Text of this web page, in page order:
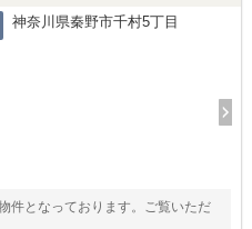
神奈川県秦野市千村5丁目
件となっております。ご覧いただ